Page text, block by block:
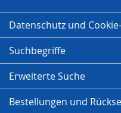
Datenschutz und
Suchbegriffe
Erweiterte Suche
Bestellungen und